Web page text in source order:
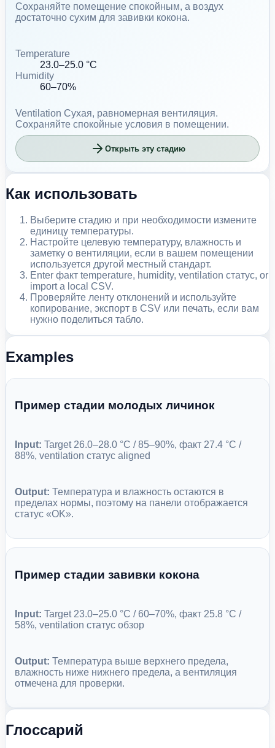
Сохраняйте помещение спокойным, а воздух
достаточно сухим для завивки кокона.
Temperature
23.0–25.0 °C
Humidity
60–70%
Ventilation Сухая, равномерная вентиляция.
Сохраняйте спокойные условия в помещении.
Открыть эту стадию
Как использовать
Выберите стадию и при необходимости измените
единицу температуры.
Настройте целевую температуру, влажность и
заметку о вентиляции, если в вашем помещении
используется другой местный стандарт.
Enter факт temperature, humidity, ventilation статус, or
import a local CSV.
Проверяйте ленту отклонений и используйте
копирование, экспорт в CSV или печать, если вам
нужно поделиться табло.
Examples
Пример стадии молодых личинок
Input: Target 26.0–28.0 °C / 85–90%, факт 27.4 °C /
88%, ventilation статус aligned
Output: Температура и влажность остаются в
пределах нормы, поэтому на панели отображается
статус «OK».
Пример стадии завивки кокона
Input: Target 23.0–25.0 °C / 60–70%, факт 25.8 °C /
58%, ventilation статус обзор
Output: Температура выше верхнего предела,
влажность ниже нижнего предела, а вентиляция
отмечена для проверки.
Глоссарий